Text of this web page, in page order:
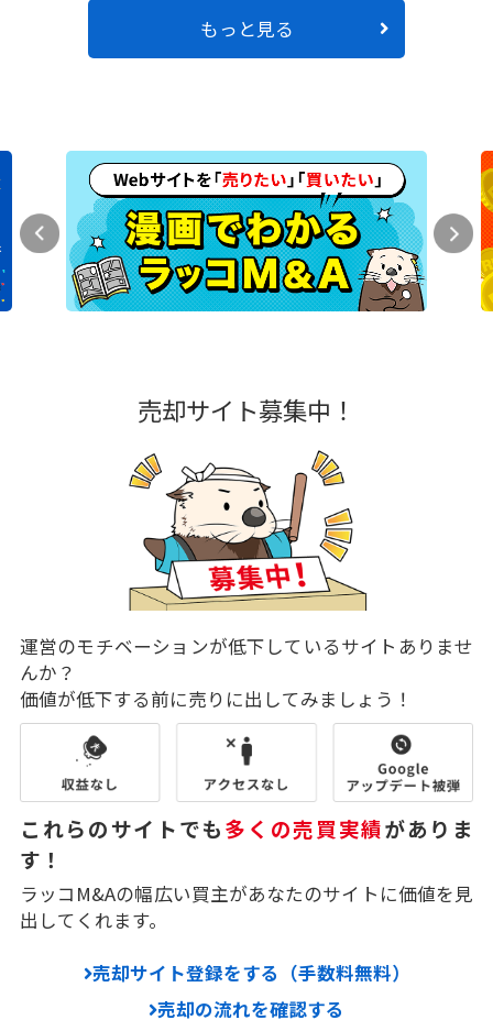
もっと見る
売却サイト募集中！
運営のモチベーションが低下しているサイトありませ
んか？
価値が低下する前に売りに出してみましょう！
これらのサイトでも多くの売買実績がありま
す！
ラッコM&Aの幅広い買主があなたのサイトに価値を見
出してくれます。
売却サイト登録をする（手数料無料）
売却の流れを確認する